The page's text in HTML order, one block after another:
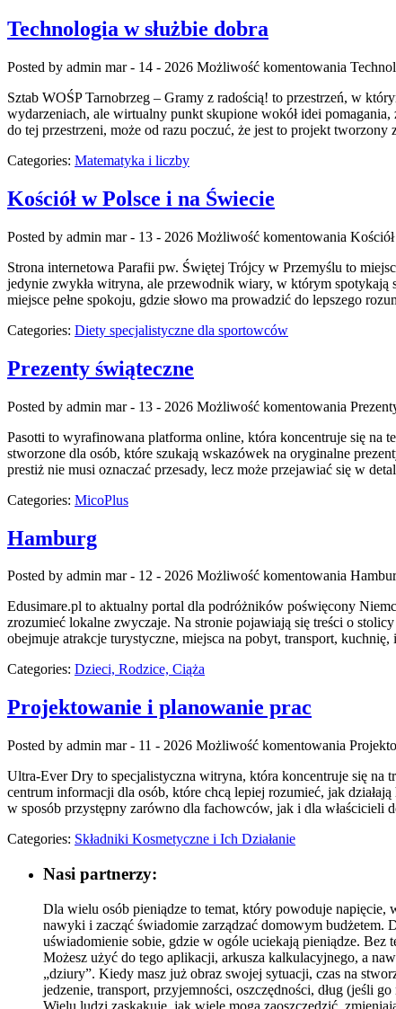
Technologia w służbie dobra
Posted by admin mar - 14 - 2026 Możliwość komentowania
Sztab WOŚP Tarnobrzeg – Gramy z radością! to przestrzeń, w
wydarzeniach, ale wirtualny punkt skupione wokół idei
do tej przestrzeni, może od razu poczuć, że jest to projekt
Categories: Matematyka i liczby
Kościół w Polsce i na Świecie
Posted by admin mar - 13 - 2026 Możliwość komentowania
Strona internetowa Parafii pw. Świętej Trójcy w Przemyślu to
jedynie zwykła witryna, ale przewodnik wiary, w którym spotykają
miejsce pełne spokoju, gdzie słowo ma prowadzić do lepszego
Categories: Diety specjalistyczne dla sportowców
Prezenty świąteczne
Posted by admin mar - 13 - 2026 Możliwość komentowania
Pasotti to wyrafinowana platforma online, która koncentruje się na
stworzone dla osób, które szukają wskazówek na oryginalne
prestiż nie musi oznaczać przesady, lecz może przejawiać się w
Categories: MicoPlus
Hamburg
Posted by admin mar - 12 - 2026 Możliwość komentowania
Edusimare.pl to aktualny portal dla podróżników poświęcony
zrozumieć lokalne zwyczaje. Na stronie pojawiają się treści o
obejmuje atrakcje turystyczne, miejsca na pobyt, transport,
Categories: Dzieci, Rodzice, Ciąża
Projektowanie i planowanie prac
Posted by admin mar - 11 - 2026 Możliwość komentowania
Ultra-Ever Dry to specjalistyczna witryna, która koncentruje się na
centrum informacji dla osób, które chcą lepiej rozumieć, jak
w sposób przystępny zarówno dla fachowców, jak i dla właścicieli
Categories: Składniki Kosmetyczne i Ich Działanie
Nasi partnerzy:
Dla wielu osób pieniądze to temat, który powoduje
nawyki i zacząć świadomie zarządzać domowym budżetem.
uświadomienie sobie, gdzie w ogóle uciekają pieniądze. Bez
Możesz użyć do tego aplikacji, arkusza kalkulacyjnego, a
„dziury”. Kiedy masz już obraz swojej sytuacji, czas na
jedzenie, transport, przyjemności, oszczędności, dług (jeśli
Wielu ludzi zaskakuje, jak wiele mogą zaoszczędzić,